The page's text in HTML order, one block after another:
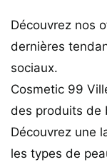
Découvrez nos
dernières
sociaux.
Cosmetic 99
des produits de
Découvrez une
les types de